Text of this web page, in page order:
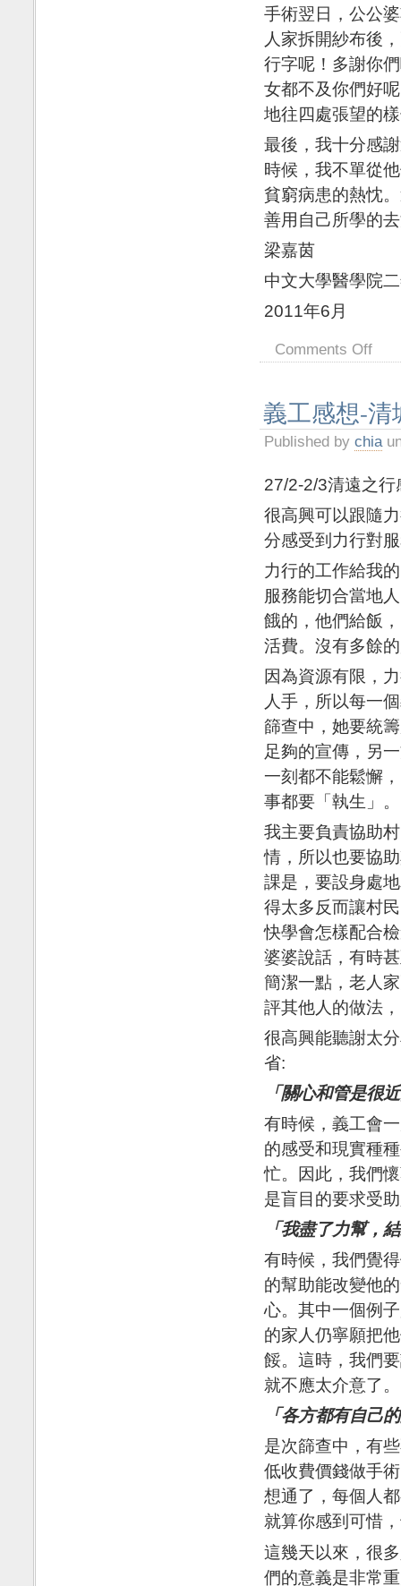
手術翌日，公公
人家拆開紗布後
行字呢！多謝你
女都不及你們好
地往四處張望的
最後，我十分感
時候，我不單從
貧窮病患的熱忱
善用自己所學的
梁嘉茵
中文大學醫學院
2011年6月
Comments Off
義工感想-清
Published by chia
27/2-2/3清遠之行
很高興可以跟隨
分感受到力行對
力行的工作給我
服務能切合當地
餓的，他們給飯
活費。沒有多餘
因為資源有限，
人手，所以每一
篩查中，她要統
足夠的宣傳，另
一刻都不能鬆懈
事都要「執生」。
我主要負責協助
情，所以也要協
課是，要設身處
得太多反而讓村
快學會怎樣配合
婆婆說話，有時
簡潔一點，老人
評其他人的做法
很高興能聽謝太
省:
「關心和管是很
有時候，義工會
的感受和現實種
忙。因此，我們
是盲目的要求受
「我盡了力幫，
有時候，我們覺
的幫助能改變他
心。其中一個例
的家人仍寧願把
餒。這時，我們
就不應太介意了。
「各方都有自己
是次篩查中，有
低收費價錢做手
想通了，每個人
就算你感到可惜
這幾天以來，很
們的意義是非常